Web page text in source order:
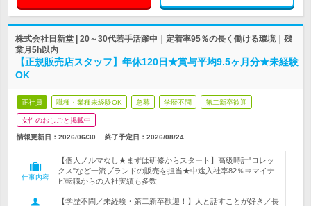
株式会社日新堂 | 20～30代若手活躍中｜定着率95％の長く働ける環境｜残
業月5h以内
【正規販売店スタッフ】年休120日★賞与平均9.5ヶ月分★未経験
OK
正社員 職種・業種未経験OK 急募 学歴不問 第二新卒歓迎
女性のおしごと掲載中
情報更新日：2026/06/30 終了予定日： 2026/08/24
仕事内容
【個人ノルマなし★まずは研修からスタート】高級時計"ロレッ
クス"など一流ブランドの販売を担当★中途入社率82％⇒マイナ
ビ転職からの入社実績も多数
【学歴不問／未経験・第二新卒歓迎！】人と話すことが好き／長